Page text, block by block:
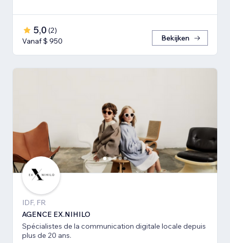
5,0 (2)
Vanaf $ 950
Bekijken
IDF, FR
AGENCE EX.NIHILO
Spécialistes de la communication digitale locale depuis
plus de 20 ans.